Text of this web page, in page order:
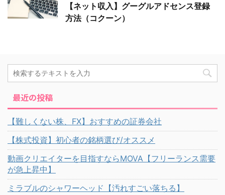
【ネット収入】グーグルアドセンス登録
方法（コクーン）
最近の投稿
【難しくない株、FX】おすすめの証券会社
【株式投資】初心者の銘柄選び/オススメ
動画クリエイターを目指すならMOVA【フリーランス需要
が急上昇中】
ミラブルのシャワーヘッド【汚れすごい落ちる】